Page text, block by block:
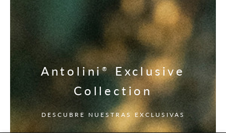
Antolini® Exclusive
Collection
DESCUBRE NUESTRAS EXCLUSIVAS